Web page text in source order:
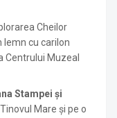
Cheilor
lemn cu carilon
Centrului Muzeal
Stampei și
Mare și pe o